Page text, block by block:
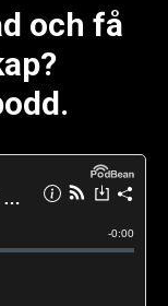
och få